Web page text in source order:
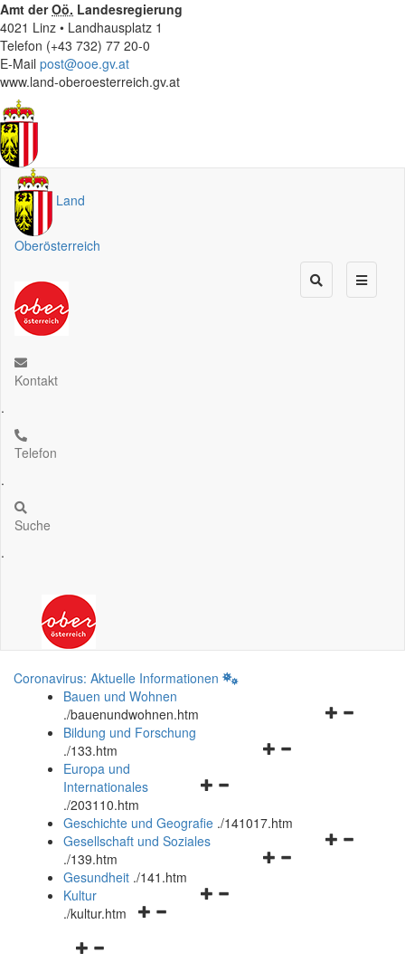
Amt derOö. Landesregierung
4021 Linz • Landhausplatz 1
Telefon (+43 732) 77 20-0
E-Mail post@ooe.gv.at
www.land-oberoesterreich.gv.at
Land
Oberösterreich
Kontakt
.
Telefon
.
Suche
.
Coronavirus: Aktuelle Informationen
Bauen und Wohnen
./bauenundwohnen.htm
Navigationsmenü
Bildung und Forschung
./133.htm
Navigationsmenü
und
schließen
Europa und
Internationales
./203110.htm
Geschichte und Geografie ./141017.htm
Navigationsmenü
Gesellschaft und Soziales
./139.htm
Navigationsmenü
Gesundheit ./141.htm
Navigationsmenü
Kultur
./kultur.htm
Navigationsmenü